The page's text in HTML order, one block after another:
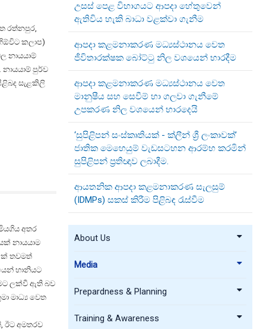
රත්නපුර,
කලාප)
නායයාම්
පුර්ව
සැළකිලි
අතර
නායයාම
ක් තවමත්
හානියට
ලක්වී ඇති බව
මාධ්‍ය වෙත
ඊට අමතරව
උසස් පෙළ විභාගයට ආපදා හේතුවෙන්
ඇතිවිය හැකි බාධා වළක්වා ගැනීම
ආපදා කළමනාකරණ මධ්‍යස්ථානය වෙත
ජීවිතාරක්ෂක බෝට්ටු නිල වශයෙන් භාරදීම
ආපදා කළමනාකරණ මධ්‍යස්ථානය වෙත
මානුෂීය සහ සෙවීම් හා ගලවා ගැනීමේ
උපකරණ නිල වශයෙන් භාරදෙයි
‘සුපිළිපන් සංස්කෘතියක් - ක්ලීන් ශ්‍රී ලංකාවක්’
ජාතික මෙහෙයුම් වැඩසටහන ආරම්භ කරමින්
සුපිළිපන් ප්‍රතිඥාව ලබාදීම.
ආයතනික ආපදා කළමනාකරණ සැලසුම්
(IDMPs) සකස් කිරීම පිළිබඳ රැස්වීම
About Us
Media
Prepardness & Planning
Training & Awareness